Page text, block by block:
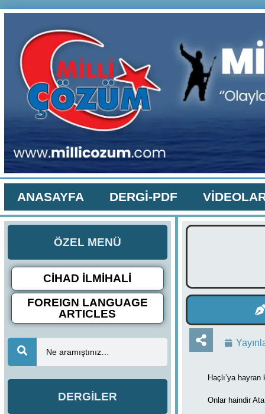
ANASAYFA DERGİ-PDF
ÖZEL MENÜ
CİHAD İLMİHALİ
FOREIGN LANGUAGE
ARTICLES
Ne aramıştınız…
DERGİLER
Haçlı’ya hayran
Onlar haindir